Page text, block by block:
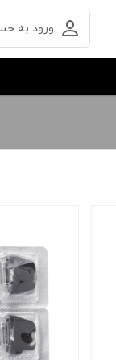
ورود به